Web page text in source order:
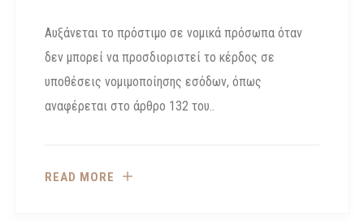
Αυξάνεται το πρόστιμο σε νομικά πρόσωπα όταν
δεν μπορεί να προσδιοριστεί το κέρδος σε
υποθέσεις νομιμοποίησης εσόδων, όπως
αναφέρεται στο άρθρο 132 του..
READ MORE